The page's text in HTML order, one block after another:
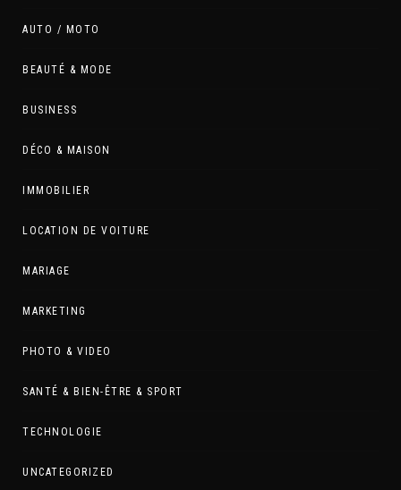
AUTO / MOTO
BEAUTÉ & MODE
BUSINESS
DÉCO & MAISON
IMMOBILIER
LOCATION DE VOITURE
MARIAGE
MARKETING
PHOTO & VIDEO
SANTÉ & BIEN-ÊTRE & SPORT
TECHNOLOGIE
UNCATEGORIZED